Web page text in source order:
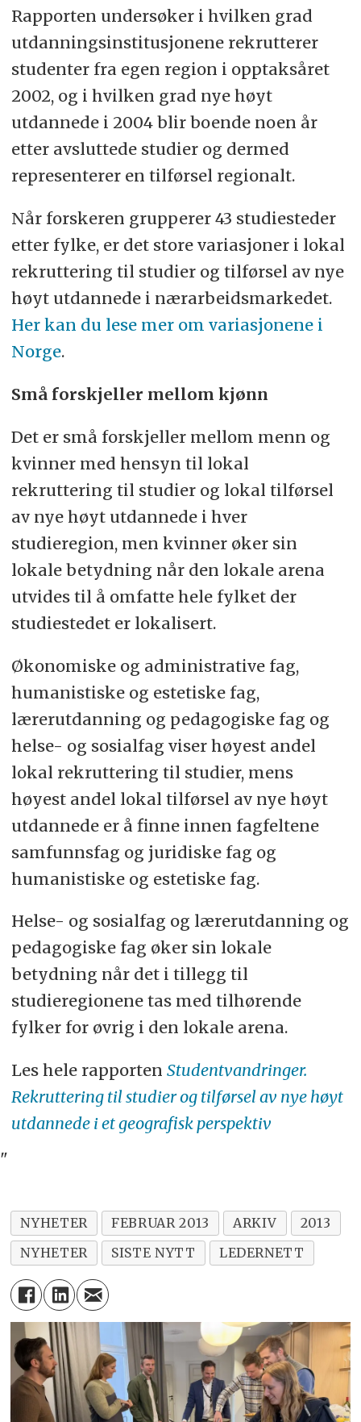
Rapporten undersøker i hvilken grad
utdanningsinstitusjonene rekrutterer
studenter fra egen region i opptaksåret
2002, og i hvilken grad nye høyt
utdannede i 2004 blir boende noen år
etter avsluttede studier og dermed
representerer en tilførsel regionalt.
Når forskeren grupperer 43 studiesteder
etter fylke, er det store variasjoner i lokal
rekruttering til studier og tilførsel av nye
høyt utdannede i nærarbeidsmarkedet.
Her kan du lese mer om variasjonene i
Norge.
Små forskjeller mellom kjønn
Det er små forskjeller mellom menn og
kvinner med hensyn til lokal
rekruttering til studier og lokal tilførsel
av nye høyt utdannede i hver
studieregion, men kvinner øker sin
lokale betydning når den lokale arena
utvides til å omfatte hele fylket der
studiestedet er lokalisert.
Økonomiske og administrative fag,
humanistiske og estetiske fag,
lærerutdanning og pedagogiske fag og
helse- og sosialfag viser høyest andel
lokal rekruttering til studier, mens
høyest andel lokal tilførsel av nye høyt
utdannede er å finne innen fagfeltene
samfunnsfag og juridiske fag og
humanistiske og estetiske fag.
Helse- og sosialfag og lærerutdanning og
pedagogiske fag øker sin lokale
betydning når det i tillegg til
studieregionene tas med tilhørende
fylker for øvrig i den lokale arena.
Les hele rapporten Studentvandringer.
Rekruttering til studier og tilførsel av nye høyt
utdannede i et geografisk perspektiv
"
NYHETER FEBRUAR 2013 ARKIV
2013
NYHETER
SISTE NYTT LEDERNETT